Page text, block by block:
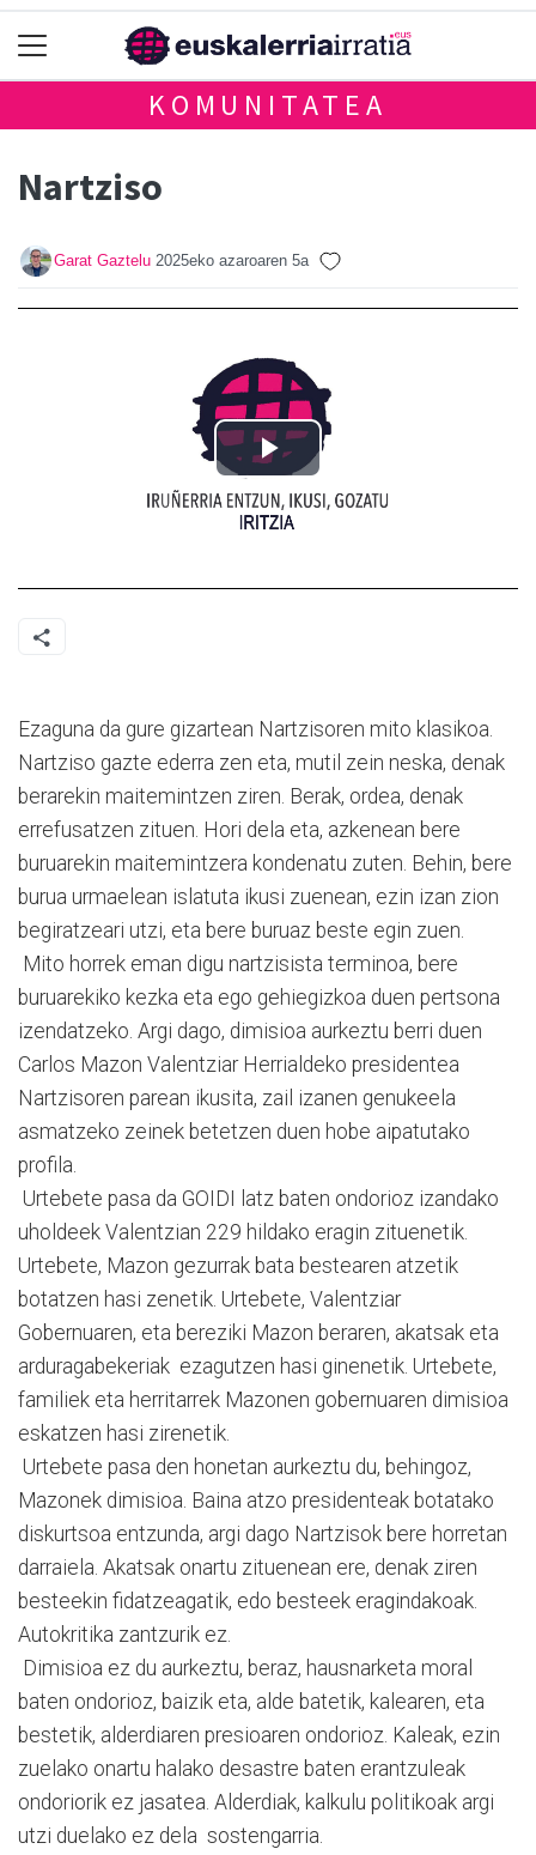
KOMUNITATEA
Nartziso
Garat Gaztelu 2025eko azaroaren 5a
Ezaguna da gure gizartean Nartzisoren mito klasikoa.
Nartziso gazte ederra zen eta, mutil zein neska, denak
berarekin maitemintzen ziren. Berak, ordea, denak
errefusatzen zituen. Hori dela eta, azkenean bere
buruarekin maitemintzera kondenatu zuten. Behin, bere
burua urmaelean islatuta ikusi zuenean, ezin izan zion
begiratzeari utzi, eta bere buruaz beste egin zuen.
Mito horrek eman digu nartzisista terminoa, bere
buruarekiko kezka eta ego gehiegizkoa duen pertsona
izendatzeko. Argi dago, dimisioa aurkeztu berri duen
Carlos Mazon Valentziar Herrialdeko presidentea
Nartzisoren parean ikusita, zail izanen genukeela
asmatzeko zeinek betetzen duen hobe aipatutako
profila.
Urtebete pasa da GOIDI latz baten ondorioz izandako
uholdeek Valentzian 229 hildako eragin zituenetik.
Urtebete, Mazon gezurrak bata bestearen atzetik
botatzen hasi zenetik. Urtebete, Valentziar
Gobernuaren, eta bereziki Mazon beraren, akatsak eta
arduragabekeriak ezagutzen hasi ginenetik. Urtebete,
familiek eta herritarrek Mazonen gobernuaren dimisioa
eskatzen hasi zirenetik.
Urtebete pasa den honetan aurkeztu du, behingoz,
Mazonek dimisioa. Baina atzo presidenteak botatako
diskurtsoa entzunda, argi dago Nartzisok bere horretan
darraiela. Akatsak onartu zituenean ere, denak ziren
besteekin fidatzeagatik, edo besteek eragindakoak.
Autokritika zantzurik ez.
Dimisioa ez du aurkeztu, beraz, hausnarketa moral
baten ondorioz, baizik eta, alde batetik, kalearen, eta
bestetik, alderdiaren presioaren ondorioz. Kaleak, ezin
zuelako onartu halako desastre baten erantzuleak
ondoriorik ez jasatea. Alderdiak, kalkulu politikoak argi
utzi duelako ez dela sostengarria.